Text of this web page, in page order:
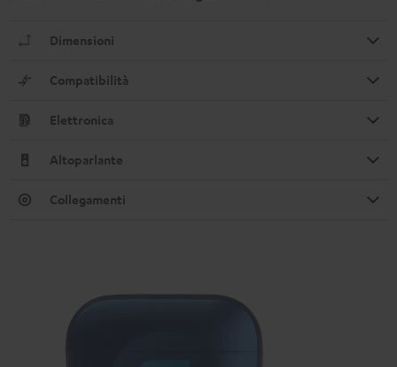
Dimensioni
Compatibilità
Elettronica
Altoparlante
Collegamenti